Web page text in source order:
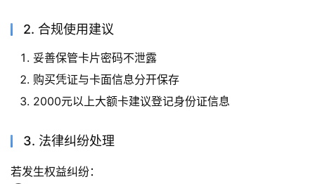
2. 合规使用建议
妥善保管卡片密码不泄露
购买凭证与卡面信息分开保存
2000元以上大额卡建议登记身份证信息
3. 法律纠纷处理
若发生权益纠纷：